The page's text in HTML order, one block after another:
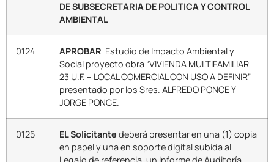
DE SUBSECRETARIA DE POLITICA Y CONTROL
AMBIENTAL
0124 APROBAR Estudio de Impacto Ambiental y
Social proyecto obra “VIVIENDA MULTIFAMILIAR
23 U.F. – LOCAL COMERCIAL CON USO A DEFINIR”
presentado por los Sres. ALFREDO PONCE Y
JORGE PONCE.-
0125 EL Solicitante deberá presentar en una (1) copia
en papel y una en soporte digital subida al